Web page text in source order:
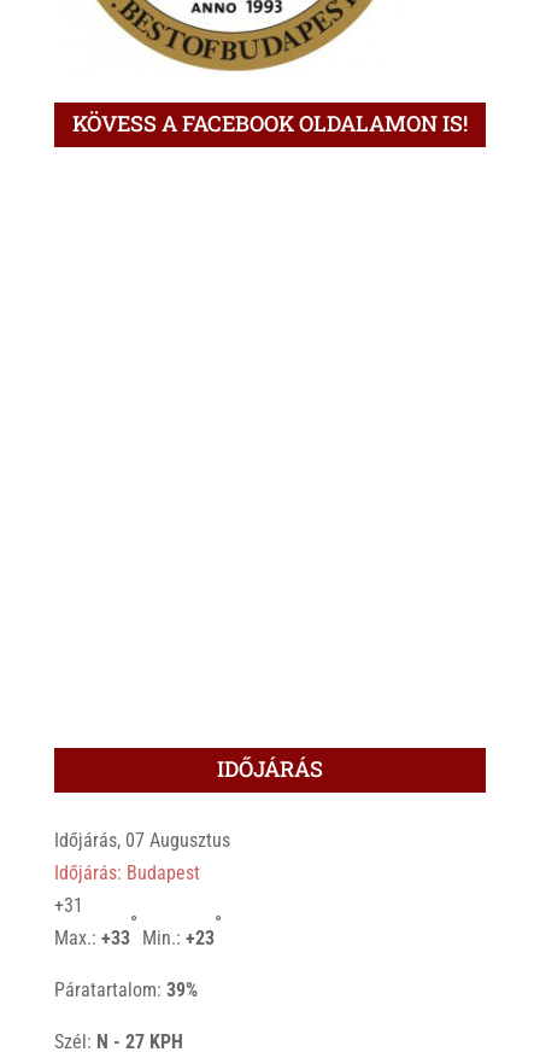
KÖVESS A FACEBOOK OLDALAMON IS!
IDŐJÁRÁS
Időjárás, 07 Augusztus
Időjárás: Budapest
+31
Max.: +33
°
Min.: +23
°
Páratartalom: 39%
Szél: N - 27 KPH